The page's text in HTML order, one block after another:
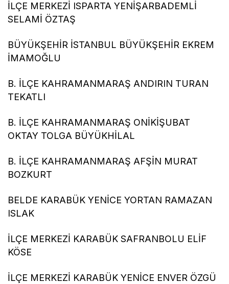
İLÇE MERKEZİ ISPARTA YENİŞARBADEMLİ
SELAMİ ÖZTAŞ
BÜYÜKŞEHİR İSTANBUL BÜYÜKŞEHİR EKREM
İMAMOĞLU
B. İLÇE KAHRAMANMARAŞ ANDIRIN TURAN
TEKATLI
B. İLÇE KAHRAMANMARAŞ ONİKİŞUBAT
OKTAY TOLGA BÜYÜKHİLAL
B. İLÇE KAHRAMANMARAŞ AFŞİN MURAT
BOZKURT
BELDE KARABÜK YENİCE YORTAN RAMAZAN
ISLAK
İLÇE MERKEZİ KARABÜK SAFRANBOLU ELİF
KÖSE
İLÇE MERKEZİ KARABÜK YENİCE ENVER ÖZGÜ